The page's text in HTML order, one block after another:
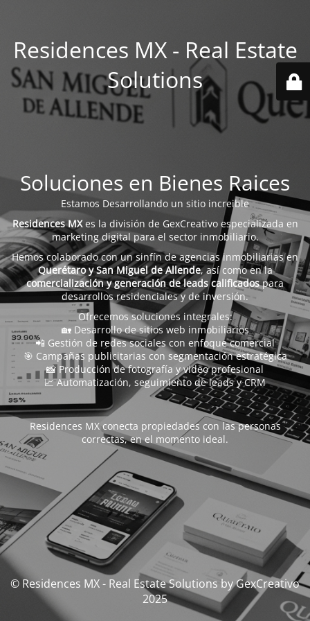
Residences MX - Real Estate
Solutions
Soluciones en Bienes Raices
Estamos Desarrollando un sitio increible
Residences MXes la división de GexCreativo especializada en
marketing digital para el sector inmobiliario.
Hemos colaborado con un sinfín de agencias inmobiliarias en
Querétaro y San Miguel de Allende, así como en la
comercialización y generación de leads calificadospara
desarrollos residenciales y de inversión.
Ofrecemos soluciones integrales:
🏡 Desarrollo de sitios web inmobiliarios
📲 Gestión de redes sociales con enfoque comercial
🎯 Campañas publicitarias con segmentación estratégica
📸 Producción de fotografía y video profesional
📈 Automatización, seguimiento de leads y CRM
Residences MX conecta propiedades con las personas
correctas, en el momento ideal.
© Residences MX - Real Estate Solutions by GexCreativo
2025